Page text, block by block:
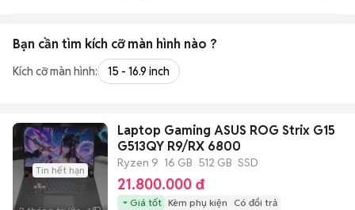
Bạn cần tìm kích cỡ màn hình nào ?
Kích cỡ màn hình: 15 - 16.9 inch
Tin hết hạn
Laptop Gaming ASUS ROG Strix G15
G513QY R9/RX 6800
Ryzen 9 16 GB 512 GB SSD
21.800.000 đ
Giá tốt Kèm phụ kiện Có đổi trả